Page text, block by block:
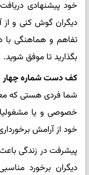
خود پیشنهادی
دیگران گوش کنی و از
تفاهم و هماهنگی
بگذارید تا موفق شوید.
کف دست شماره چهار
شما فردی هستی که
خصوصی و یا
خود از آرامش
پیشرفت در زندگی
دیگران برخورد